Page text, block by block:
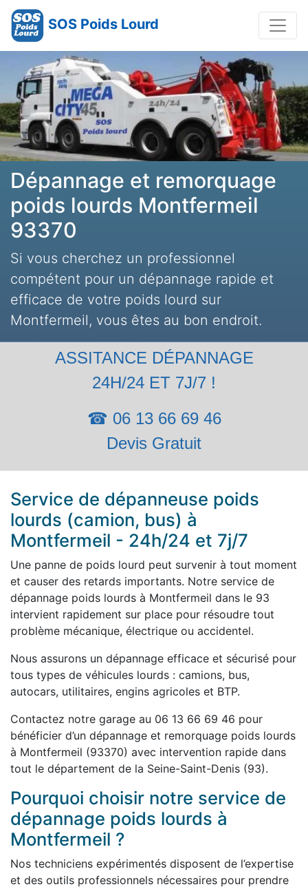
SOS Poids Lourd
Dépannage et remorquage
poids lourds Montfermeil
93370
Si vous cherchez un professionnel
compétent pour un dépannage rapide et
efficace de votre poids lourd sur
Montfermeil, vous êtes au bon endroit.
ASSITANCE DÉPANNAGE
24H/24 ET 7J/7 !
☎ 06 13 66 69 46
Devis Gratuit
Service de dépanneuse poids
lourds (camion, bus) à
Montfermeil - 24h/24 et 7j/7
Une panne de poids lourd peut survenir à tout moment
et causer des retards importants. Notre service de
dépannage poids lourds à Montfermeil dans le 93
intervient rapidement sur place pour résoudre tout
problème mécanique, électrique ou accidentel.
Nous assurons un dépannage efficace et sécurisé pour
tous types de véhicules lourds : camions, bus,
autocars, utilitaires, engins agricoles et BTP.
Contactez notre garage au 06 13 66 69 46 pour
bénéficier d’un dépannage et remorquage poids lourds
à Montfermeil (93370) avec intervention rapide dans
tout le département de la Seine-Saint-Denis (93).
Pourquoi choisir notre service de
dépannage poids lourds à
Montfermeil ?
Nos techniciens expérimentés disposent de l’expertise
et des outils professionnels nécessaires pour prendre